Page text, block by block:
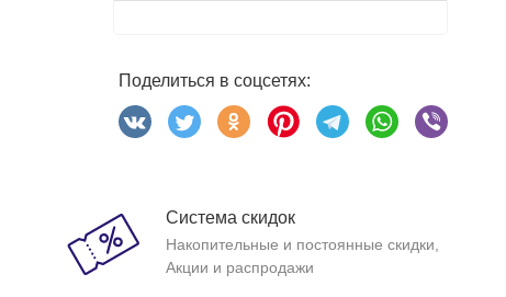
Поделиться в соцсетях:
Система скидок
Накопительные и постоянные скидки,
Акции и распродажи